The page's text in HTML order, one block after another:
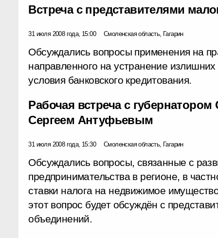
Встреча с представителями
31 июля 2008 года, 15:00 Смоленская область, Гагарин
Обсуждались вопросы применения на
направленного на устранение
условия банковского кредитования.
Рабочая встреча с
Сергеем Антуфьевым
31 июля 2008 года, 15:30 Смоленская область, Гагарин
Обсуждались вопросы, связанные с
предпринимательства в регионе, в
ставки налога на недвижимое
этот вопрос будет обсуждён с
объединений.